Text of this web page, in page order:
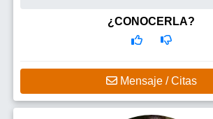
¿CONOCERLA?
Mensaje / Citas